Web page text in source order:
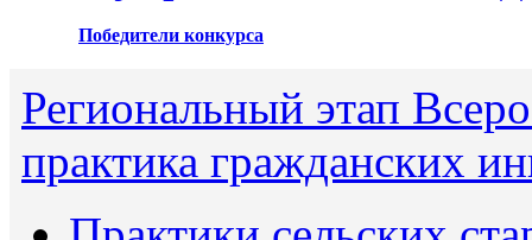
Победители конкурса
Региональный этап
практика гражданских